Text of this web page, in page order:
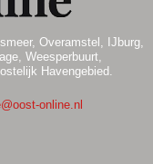
Overamstel, IJburg,
Weesperbuurt,
Havengebied.
online.nl